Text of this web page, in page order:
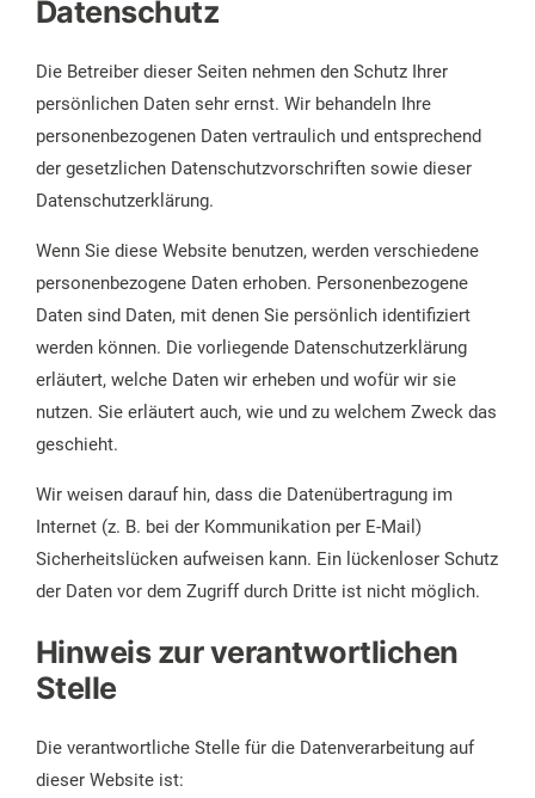
Datenschutz
Die Betreiber dieser Seiten nehmen den Schutz Ihrer
persönlichen Daten sehr ernst. Wir behandeln Ihre
personenbezogenen Daten vertraulich und entsprechend
der gesetzlichen Datenschutzvorschriften sowie dieser
Datenschutzerklärung.
Wenn Sie diese Website benutzen, werden verschiedene
personenbezogene Daten erhoben. Personenbezogene
Daten sind Daten, mit denen Sie persönlich identifiziert
werden können. Die vorliegende Datenschutzerklärung
erläutert, welche Daten wir erheben und wofür wir sie
nutzen. Sie erläutert auch, wie und zu welchem Zweck das
geschieht.
Wir weisen darauf hin, dass die Datenübertragung im
Internet (z. B. bei der Kommunikation per E-Mail)
Sicherheitslücken aufweisen kann. Ein lückenloser Schutz
der Daten vor dem Zugriff durch Dritte ist nicht möglich.
Hinweis zur verantwortlichen
Stelle
Die verantwortliche Stelle für die Datenverarbeitung auf
dieser Website ist: